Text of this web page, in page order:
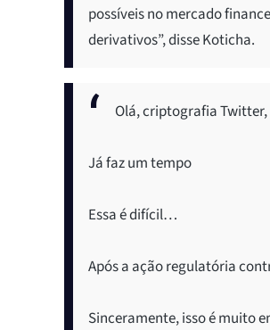
possíveis no mercado
derivativos”, disse Koticha.
Olá, criptografia Twitter,
Já faz um tempo
Essa é difícil…
Após a ação regulatória
Sinceramente, isso é muito